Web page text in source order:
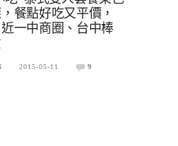
餐點好吃又平價，
一中商圈、台中棒
2015-05-11 9